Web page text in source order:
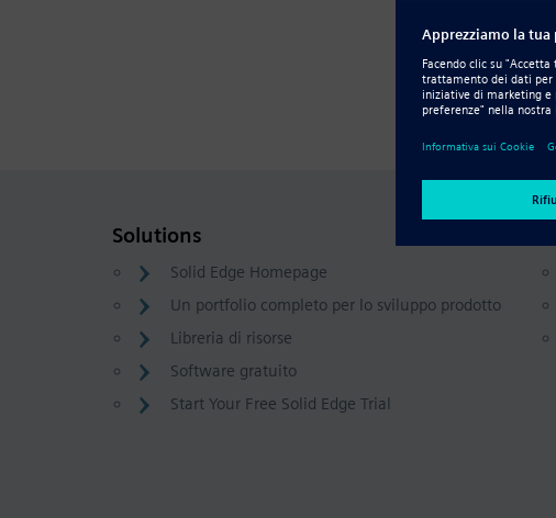
Solutions
Solid Edge Homepage
Un portfolio completo per lo sviluppo prodotto
Libreria di risorse
Software gratuito
Start Your Free Solid Edge Trial